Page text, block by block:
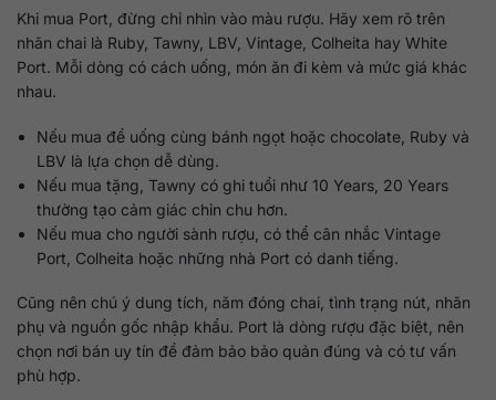
Khi mua Port, đừng chỉ nhìn vào màu rượu. Hãy xem rõ trên
nhãn chai là Ruby, Tawny, LBV, Vintage, Colheita hay White
Port. Mỗi dòng có cách uống, món ăn đi kèm và mức giá khác
nhau.
Nếu mua để uống cùng bánh ngọt hoặc chocolate, Ruby và
LBV là lựa chọn dễ dùng.
Nếu mua tặng, Tawny có ghi tuổi như 10 Years, 20 Years
thường tạo cảm giác chỉn chu hơn.
Nếu mua cho người sành rượu, có thể cân nhắc Vintage
Port, Colheita hoặc những nhà Port có danh tiếng.
Cũng nên chú ý dung tích, năm đóng chai, tình trạng nút, nhãn
phụ và nguồn gốc nhập khẩu. Port là dòng rượu đặc biệt, nên
chọn nơi bán uy tín để đảm bảo bảo quản đúng và có tư vấn
phù hợp.